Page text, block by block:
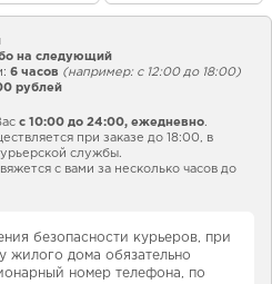
на следующий
6 часов (например: с 12:00 до 18:00)
рублей
с 10:00 до 24:00, ежедневно.
при заказе до 18:00, в
службы.
с вами за несколько часов до
безопасности курьеров, при
жилого дома обязательно
номер телефона, по